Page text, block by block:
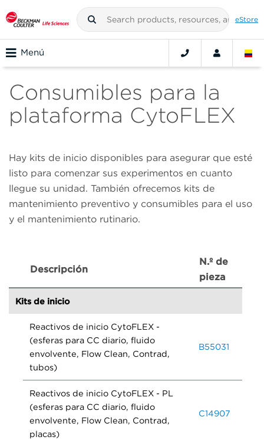
eStore
Menú
Consumibles para la
plataforma CytoFLEX
Hay kits de inicio disponibles para asegurar que esté
listo para comenzar sus experimentos en cuanto
llegue su unidad. También ofrecemos kits de
mantenimiento preventivo y consumibles para el uso
y el mantenimiento rutinario.
Descripción
N.º de
pieza
Kits de inicio
Reactivos de inicio CytoFLEX -
(esferas para CC diario, fluido
envolvente, Flow Clean, Contrad,
tubos)
B55031
Reactivos de inicio CytoFLEX - PL
(esferas para CC diario, fluido
envolvente, Flow Clean, Contrad,
placas)
C14907